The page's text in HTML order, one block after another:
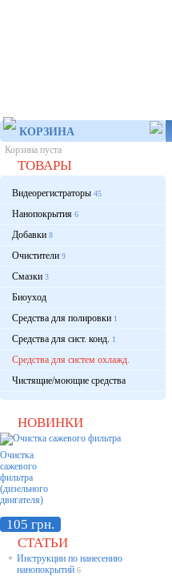
КОРЗИНА
Корзина пуста
ТОВАРЫ
Видеорегистраторы 45
Нанопокрытия 6
Добавки 8
Очистители 9
Смазки 3
Биоуход
Средства для полировки 1
Средства для сист. конд. 1
Средства для систем охлажд.
Чистящие/моющие средства
НОВИНКИ
Очистка
сажевого
фильтра
(дизельного
двигателя)
105 грн.
СТАТЬИ
* Инструкции по нанесению
нанопокрытий 6